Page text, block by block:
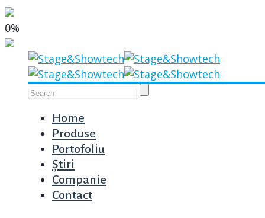
0%
Home
Produse
Portofoliu
Știri
Companie
Contact